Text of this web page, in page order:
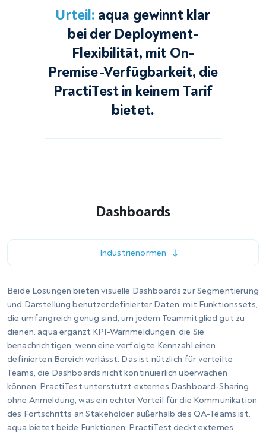
einzigen Plattform ab. aqua verwaltet Testfälle,
Anforderungen, Defekte und Projektmanagement nativ.
PractiTest tut dasselbe über seine Anforderungs-,
Testbibliotheks-, Issues- und Meilenstein-Module, was es zu
einem echten ALM-Konkurrenten macht. Der bedeutsame
Unterschied liegt in der Workflow-Tiefe. Die Anpassbarkeit des
Defekt-Workflows in aqua ist eingeschränkter als bei einem
dedizierten Tracker – das sollten Teams mit komplexen
Anpassung des Issue-Lebenszyklus pro Projekt, was ihm einen
Defektmanagement
Projektmanagement
Anpassbarkeit des Defekt-Workflows
eingeschränkt gegenüber dedizierten Trackern
Durchgängige Rückverfolgbarkeit